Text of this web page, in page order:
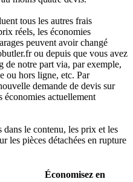
tous les autres frais
réels, les économies
peuvent avoir changé
ou depuis que vous avez
de notre part via, par exemple,
ou hors ligne, etc. Par
demande de devis sur
actuellement
dans le contenu, les prix et les
les pièces détachées en rupture
Économisez en